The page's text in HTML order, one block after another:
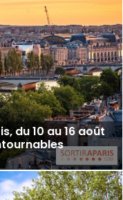
du 10 au 16 août